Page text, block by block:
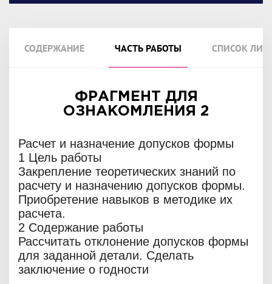
СОДЕРЖАНИЕ ЧАСТЬ РАБОТЫ СПИСОК
ФРАГМЕНТ ДЛЯ
ОЗНАКОМЛЕНИЯ 2
Расчет и назначение допусков формы
1 Цель работы
Закрепление теоретических знаний по
расчету и назначению допусков формы.
Приобретение навыков в методике их
расчета.
2 Содержание работы
Рассчитать отклонение допусков формы
для заданной детали. Сделать
заключение о годности